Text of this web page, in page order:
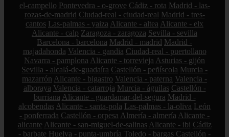
el-campello Pontevedra - o-grove Cádiz - rota Madrid - las-
rozas-de-madrid Ciudad-real - ciudad-real Madrid - tres-
cantos Las-palmas - yaiza Alicante - altea Alicante - elx
Alicante - calp Zaragoza - zaragoza Sevilla - sevilla
Barcelona - barcelona Madrid - madrid Madrid -
majadahonda Valencia - gandia Ciudad-real - puertollano
Navarra - pamplona Alicante - torrevieja Asturias - gijón
Sevilla - alcalá-de-guadaíra Castellón - peñíscola Murcia -
mazarrón Alicante - bigastro Valencia - paterna Valencia -
alboraya Valencia - catarroja Murcia - águilas Castellón -
burriana Alicante - guardamar-del-segura Madrid -
alcobendas Alicante - santa-pola Las-palmas - la-oliva León
- ponferrada Castellón - orpesa Almería - almería Alicante -
alicante Alicante - san-miguel-de-salinas Alicante - ibi Cádiz
- barbate Huelva - punta-umbría Toledo - bargas Castellón -